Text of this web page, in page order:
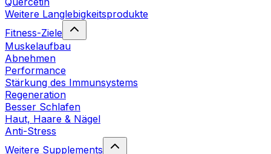
Weitere Langlebigkeitsprodukte
Fitness-Ziele
Muskelaufbau
Abnehmen
Performance
Stärkung des Immunsystems
Regeneration
Besser Schlafen
Haut, Haare & Nägel
Anti-Stress
Weitere Supplements